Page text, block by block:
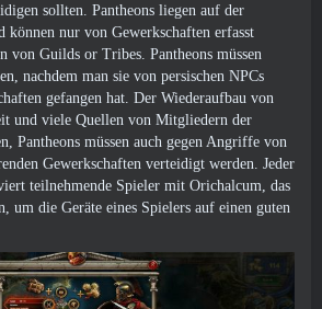
sollten. Pantheons liegen auf der
können nur von Gewerkschaften erfasst
von Guilds or Tribes. Pantheons müssen
nachdem man sie von persischen NPCs
gefangen hat. Der Wiederaufbau von
und viele Quellen von Mitgliedern der
Pantheons müssen auch gegen Angriffe von
Gewerkschaften verteidigt werden. Jeder
teilnehmende Spieler mit Orichalcum, das
um die Geräte eines Spielers auf einen guten